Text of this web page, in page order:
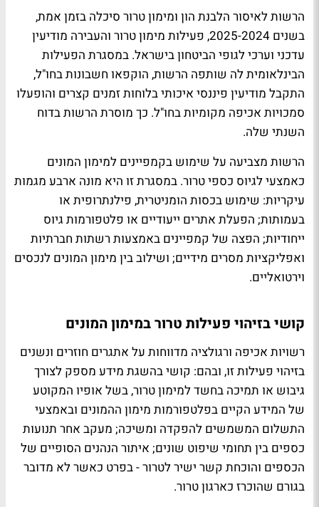
הרשות לאיסור הלבנת הון ומימון טרור סיכלה בזמן אמת,
בשנים 2025-2024, פעילות מימון טרור והעבירה מודיעין
עדכני וערכי לגופי הביטחון בישראל. במסגרת הפעילות
הבינלאומית לה שותפה הרשות, הוקפאו חשבונות בחו"ל,
התקבל מודיעין פיננסי איכותי בלוחות זמנים קצרים והופעלו
סמכויות אכיפה מקומיות בחו"ל. כך מוסרת הרשות בדוח
השנתי שלה.
הרשות מצביעה על שימוש בקמפיינים למימון המונים
כאמצעי לגיוס כספי טרור. במסגרת זו היא מונה ארבע מגמות
עיקריות: שימוש בכסות הומניטרית, פילנתרופית או
בעמותות; הפעלת אתרים ייעודיים או פלטפורמות גיוס
ייחודיות; הפצה של קמפיינים באמצעות רשתות חברתיות
ואפליקציות מסרים מידיים; ושילוב בין מימון המונים לנכסים
וירטואליים.
קושי בזיהוי פעילות טרור במימון המונים
רשויות אכיפה ורגולציה מדווחות על אתגרים חוזרים ונשנים
בזיהוי פעילות זו, ובהם: קושי בהשגת מידע מספק לצורך
גיבוש או תמיכה בחשד למימון טרור, בשל אופיו המקוטע
של המידע הקיים בפלטפורמות מימון ההמונים ובאמצעי
התשלום המשמשים להפקדה ומשיכה; מעקב אחר תנועות
כספים בין תחומי שיפוט שונים; איתור הנהנים הסופיים של
הכספים והוכחת קשר ישיר לטרור - בפרט כאשר לא מדובר
בגורם שהוכרז כארגון טרור.